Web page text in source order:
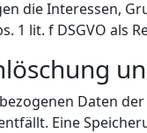
die Interessen,
1 lit. f DSGVO als
Daten
Eine